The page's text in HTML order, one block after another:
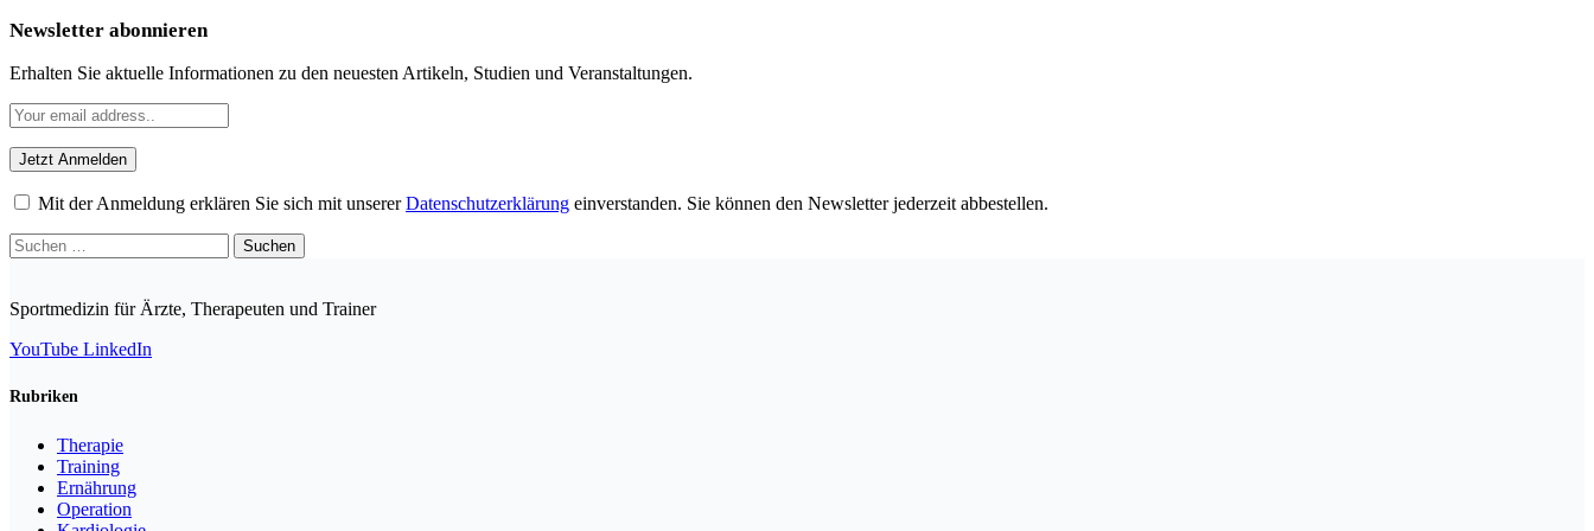
Newsletter abonnieren
Erhalten Sie aktuelle Informationen zu den neuesten Artikeln, Studien und Veranstaltungen.
Mit der Anmeldung erklären Sie sich mit unsererDatenschutzerklärung einverstanden. Sie können den Newsletter jederzeit abbestellen.
Suchen
nach:
Sportmedizin für Ärzte, Therapeuten und Trainer
YouTube LinkedIn
Rubriken
Therapie
Training
Ernährung
Operation